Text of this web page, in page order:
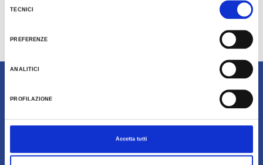
TECNICI
PREFERENZE
ANALITICI
PROFILAZIONE
Accetta tutti
and the
with many
associations.